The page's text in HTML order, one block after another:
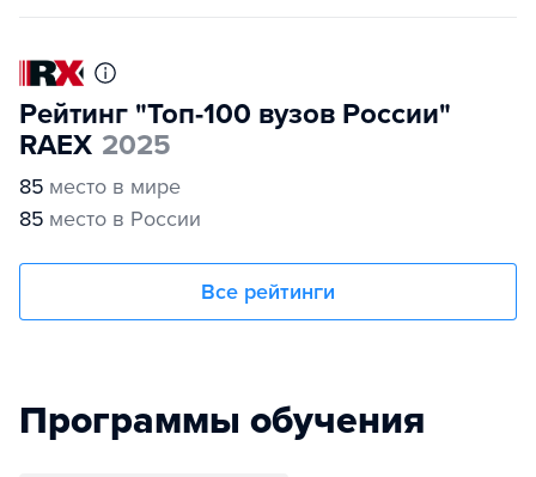
Рейтинг "Топ-100 вузов России"
RAEX 2025
85 место в мире
85 место в России
Все рейтинги
Программы обучения